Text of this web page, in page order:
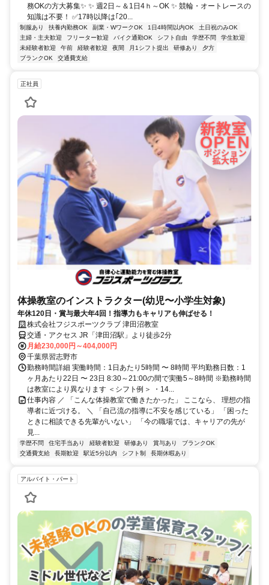
務OKの方大募集✨ ✨ 週2日～＆1日4ｈ～OK ✨ 競輪・オートレースの
知識は不要！ ✅17時以降は｢20...
制服あり 扶養内勤務OK 副業・WワークOK 1日4時間以内OK
土日祝のみOK
主婦・主夫歓迎
フリーター歓迎 バイク通勤OK シフト自由 学歴不問
学生歓迎
未経験者歓迎
午前 経験者歓迎 夜間 月1シフト提出 研修あり
夕方
ブランクOK
交通費支給
正社員
体操教室のインストラクター(幼児〜小学生対象)
年休120日・賞与最大年4回！指導力もキャリアも伸ばせる！
株式会社フジスポーツクラブ 津田沼教室
交通・アクセス JR「津田沼駅」より徒歩2分
月給230,000円～404,000円
千葉県習志野市
勤務時間詳細 実働時間：1日あたり5時間 〜 8時間 平均勤務日数：1
ヶ月あたり22日 〜 23日 8:30～21:00の間で実働5～8時間 ※勤務時間
は教室により異なります ＜シフト例＞ ・14...
仕事内容 ／ 「こんな体操教室で働きたかった」 ここなら、 理想の指
導者に近づける。 ＼ 「自己流の指導に不安を感じている」 「困った
ときに相談できる先輩がいない」 「今の職場では、キャリアの先が
見...
学歴不問 住宅手当あり 経験者歓迎 研修あり 賞与あり
ブランクOK
交通費支給
長期歓迎 駅近5分以内 シフト制 長期休暇あり
アルバイト・パート